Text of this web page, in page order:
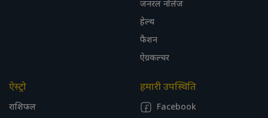
जनरल नॉलेज
हेल्थ
फैशन
ऐग्रकल्चर
ऐस्ट्रो
राशिफल
हमारी उपस्थिति
Facebook